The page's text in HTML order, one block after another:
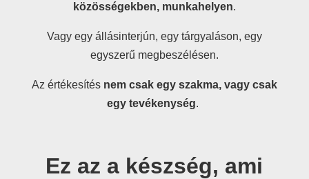
közösségekben, munkahelyen.
Vagy egy állásinterjún, egy tárgyaláson, egy
egyszerű megbeszélésen.
Az értékesítésnem csak egy szakma, vagy csak
egy tevékenység.
Ez az a készség, ami